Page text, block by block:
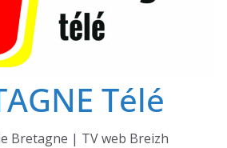
Télé
Bretagne | TV web Breizh